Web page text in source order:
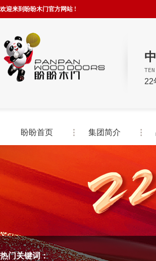
欢迎来到盼盼木门官方网站 !
22
盼盼首页 集团简介
热门关键词：